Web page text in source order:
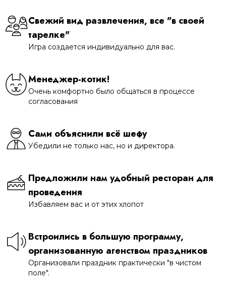
Свежий вид развлечения, все "в своей
тарелке"
Игра создается индивидуально для вас.
Менеджер-котик!
Очень комфортно было общаться в процессе
согласования
Сами объяснили всё шефу
Убедили не только нас, но и директора.
Предложили нам удобный ресторан для
проведения
Избавляем вас и от этих хлопот
Встроились в большую программу,
организованную агенством праздников
Организовали праздник практически "в чистом
поле".